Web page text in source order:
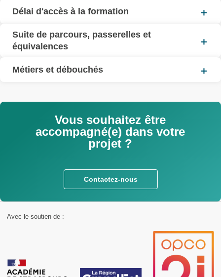
Délai d'accès à la formation
Suite de parcours, passerelles et
équivalences
Métiers et débouchés
Vous souhaitez être
accompagné(e) dans votre
projet ?
Contactez-nous
Avec le soutien de :